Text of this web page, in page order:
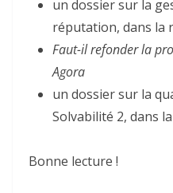
un dossier sur la
réputation, dans la
Faut-il refonder la
Agora
un dossier sur la
Solvabilité 2, dans
Bonne lecture !